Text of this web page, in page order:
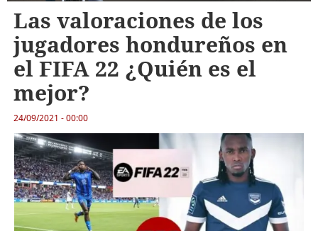
Las valoraciones de los
jugadores hondureños en
el FIFA 22 ¿Quién es el
mejor?
24/09/2021 - 00:00